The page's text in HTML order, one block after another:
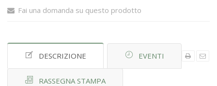
Fai una domanda su questo prodotto
DESCRIZIONE EVENTI
RASSEGNA STAMPA